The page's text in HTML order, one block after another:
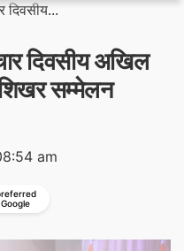
दिवसीय...
दिवसीय अखिल
शिखर सम्मेलन
am